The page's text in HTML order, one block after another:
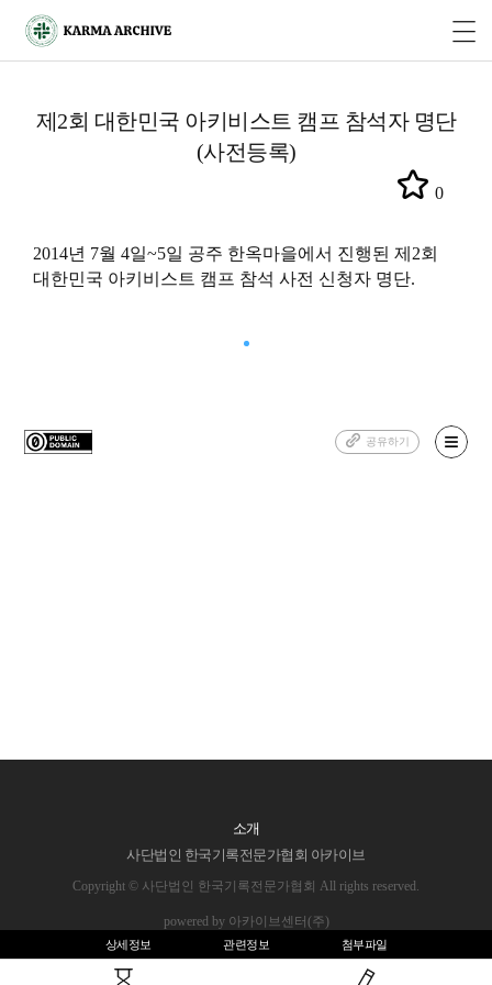
제2회 대한민국 아키비스트 캠프 참석자 명단
(사전등록)
0
2014년 7월 4일~5일 공주 한옥마을에서 진행된 제2회
대한민국 아키비스트 캠프 참석 사전 신청자 명단.
공유하기
상세정보 관련정보 첨부파일
소개
사단법인 한국기록전문가협회 아카이브
Copyright © 사단법인 한국기록전문가협회 All rights reserved.
powered by 아카이브센터(주)